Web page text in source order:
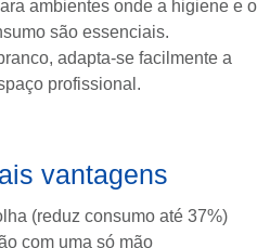
ambientes onde a higiene e o
são essenciais.
adapta-se facilmente a
profissional.
vantagens
(reduz consumo até 37%)
com uma só mão